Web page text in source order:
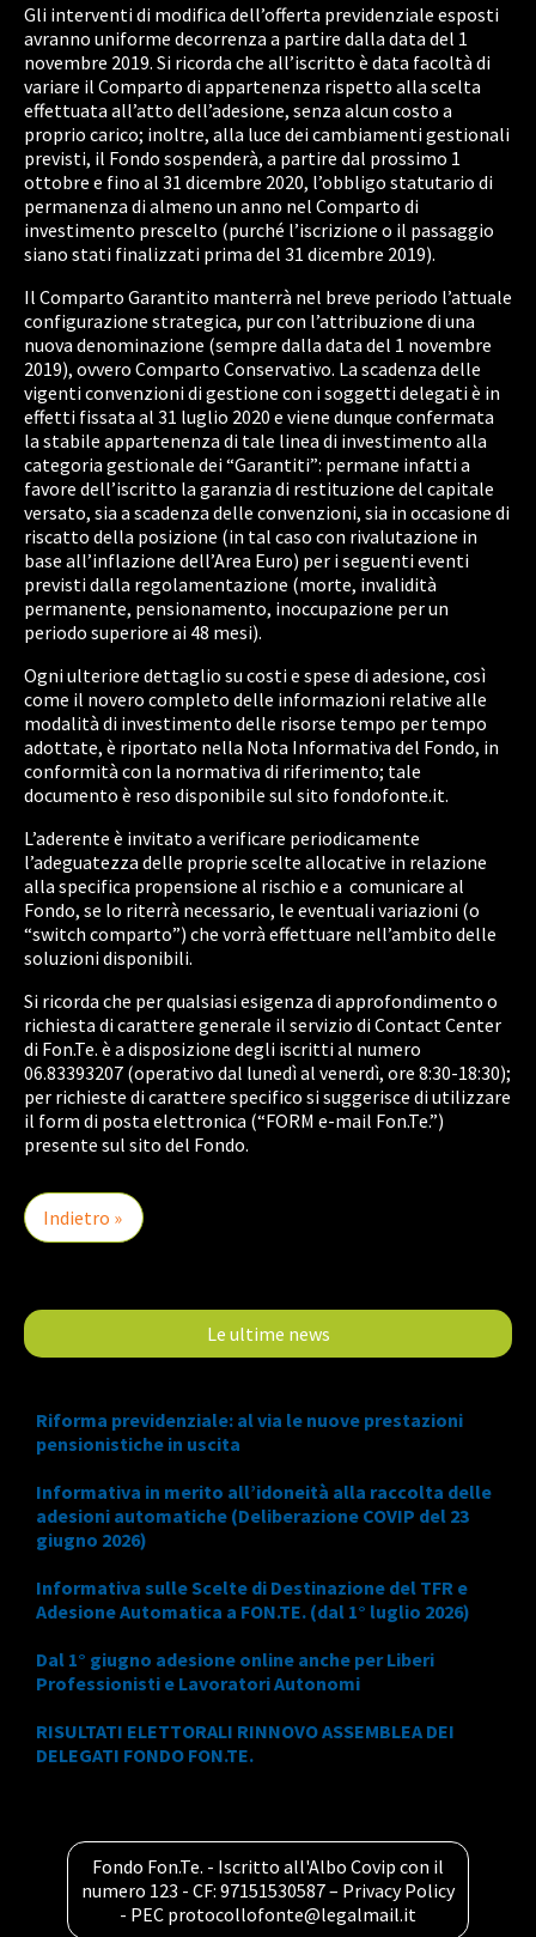
Le ultime news
Riforma previdenziale: al via le nuove prestazioni
pensionistiche in uscita
Informativa in merito all’idoneità alla raccolta delle
adesioni automatiche (Deliberazione COVIP del 23
giugno 2026)
Informativa sulle Scelte di Destinazione del TFR e
Adesione Automatica a FON.TE. (dal 1° luglio 2026)
Dal 1° giugno adesione online anche per Liberi
Professionisti e Lavoratori Autonomi
RISULTATI ELETTORALI RINNOVO ASSEMBLEA DEI
DELEGATI FONDO FON.TE.
Gli interventi di modifica dell’offerta previdenziale esposti
avranno uniforme decorrenza a partire dalla data del 1
novembre 2019. Si ricorda che all’iscritto è data facoltà di
variare il Comparto di appartenenza rispetto alla scelta
effettuata all’atto dell’adesione, senza alcun costo a
proprio carico; inoltre, alla luce dei cambiamenti gestionali
previsti, il Fondo sospenderà, a partire dal prossimo 1
ottobre e fino al 31 dicembre 2020, l’obbligo statutario di
permanenza di almeno un anno nel Comparto di
investimento prescelto (purché l’iscrizione o il passaggio
siano stati finalizzati prima del 31 dicembre 2019).
Il Comparto Garantito manterrà nel breve periodo l’attuale
configurazione strategica, pur con l’attribuzione di una
nuova denominazione (sempre dalla data del 1 novembre
2019), ovvero Comparto Conservativo. La scadenza delle
vigenti convenzioni di gestione con i soggetti delegati è in
effetti fissata al 31 luglio 2020 e viene dunque confermata
la stabile appartenenza di tale linea di investimento alla
categoria gestionale dei “Garantiti”: permane infatti a
favore dell’iscritto la garanzia di restituzione del capitale
versato, sia a scadenza delle convenzioni, sia in occasione di
riscatto della posizione (in tal caso con rivalutazione in
base all’inflazione dell’Area Euro) per i seguenti eventi
previsti dalla regolamentazione (morte, invalidità
permanente, pensionamento, inoccupazione per un
periodo superiore ai 48 mesi).
Ogni ulteriore dettaglio su costi e spese di adesione, così
come il novero completo delle informazioni relative alle
modalità di investimento delle risorse tempo per tempo
adottate, è riportato nella Nota Informativa del Fondo, in
conformità con la normativa di riferimento; tale
documento è reso disponibile sul sito fondofonte.it.
L’aderente è invitato a verificare periodicamente
l’adeguatezza delle proprie scelte allocative in relazione
alla specifica propensione al rischio e a comunicare al
Fondo, se lo riterrà necessario, le eventuali variazioni (o
“switch comparto”) che vorrà effettuare nell’ambito delle
soluzioni disponibili.
Si ricorda che per qualsiasi esigenza di approfondimento o
richiesta di carattere generale il servizio di Contact Center
di Fon.Te. è a disposizione degli iscritti al numero
06.83393207 (operativo dal lunedì al venerdì, ore 8:30-18:30);
per richieste di carattere specifico si suggerisce di utilizzare
il form di posta elettronica (“FORM e-mail Fon.Te.”)
presente sul sito del Fondo.
Indietro »
Fondo Fon.Te. - Iscritto all'Albo Covip con il
numero 123 - CF: 97151530587 – Privacy Policy
- PEC protocollofonte@legalmail.it